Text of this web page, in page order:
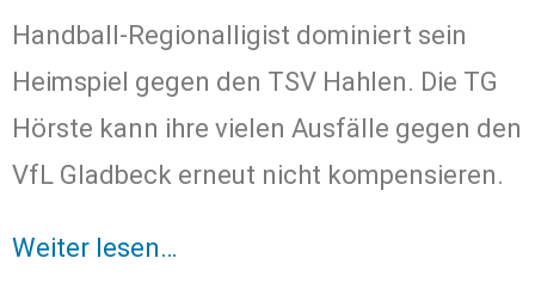
Handball-Regionalligist dominiert sein
Heimspiel gegen den TSV Hahlen. Die TG
Hörste kann ihre vielen Ausfälle gegen den
VfL Gladbeck erneut nicht kompensieren.
Weiter lesen…